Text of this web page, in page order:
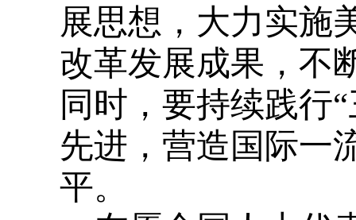
展思想，大力实施
改革发展成果，不
同时，要持续践行
先进，营造国际一
平。